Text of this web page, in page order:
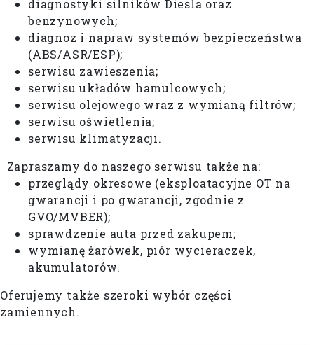
diagnostyki silników Diesla oraz
benzynowych;
diagnoz i napraw systemów bezpieczeństwa
(ABS/ASR/ESP);
serwisu zawieszenia;
serwisu układów hamulcowych;
serwisu olejowego wraz z wymianą filtrów;
serwisu oświetlenia;
serwisu klimatyzacji.
Zapraszamy do naszego serwisu także na:
przeglądy okresowe (eksploatacyjne OT na
gwarancji i po gwarancji, zgodnie z
GVO/MVBER);
sprawdzenie auta przed zakupem;
wymianę żarówek, piór wycieraczek,
akumulatorów.
Oferujemy także szeroki wybór części
zamiennych.